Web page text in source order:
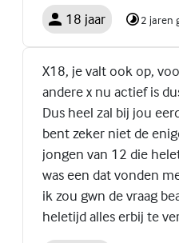
18 jaar 2 jaren
X18, je valt ook op,
andere x nu actief is
Dus heel zal bij jou
bent zeker niet de
jongen van 12 die
was een dat vonden
ik zou gwn de vraag
heletijd alles erbij te